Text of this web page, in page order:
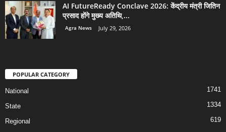
AI FutureReady Conclave 2026: केंद्रीय मंत्री जितिन
प्रसाद होंगे मुख्य अतिथि,...
Agra News July 29, 2026
POPULAR CATEGORY
National 1741
State 1334
Regional
619